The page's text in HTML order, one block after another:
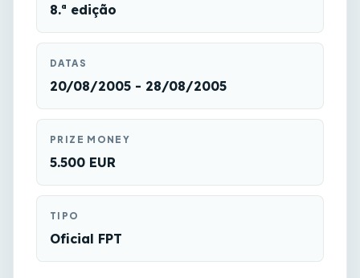
8.ª edição
DATAS
20/08/2005 - 28/08/2005
PRIZE MONEY
5.500 EUR
TIPO
Oficial FPT